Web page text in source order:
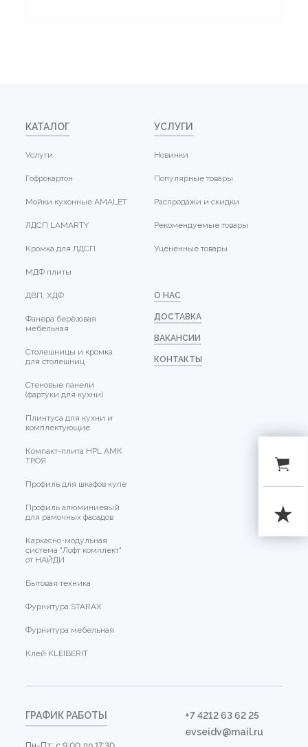
КАТАЛОГ
Услуги
Гофрокартон
Мойки кухонные AMALET
ЛДСП LAMARTY
Кромка для ЛДСП
МДФ плиты
ДВП, ХДФ
Фанера берёзовая
мебельная
Столешницы и кромка
для столешниц
Стеновые панели
(фартуки для кухни)
Плинтуса для кухни и
комплектующие
Компакт-плита HPL АМК
ТРОЯ
Профиль для шкафов купе
Профиль алюминиевый
для рамочных фасадов
Каркасно-модульная
система "Лофт комплект"
от НАЙДИ
Бытовая техника
Фурнитура STARAX
Фурнитура мебельная
Клей KLEIBERIT
УСЛУГИ
Новинки
Популярные товары
Распродажи и скидки
Рекомендуемые товары
Уцененные товары
О НАС
ДОСТАВКА
ВАКАНСИИ
КОНТАКТЫ
ГРАФИК РАБОТЫ
+7 4212 63 62 25
evseidv@mail.ru